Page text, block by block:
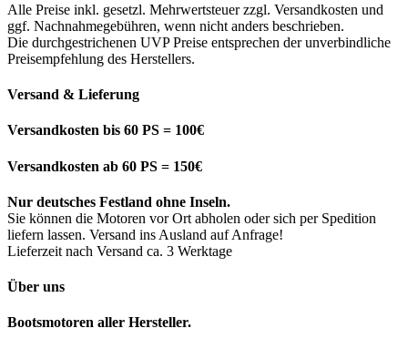
Alle Preise inkl. gesetzl. Mehrwertsteuer zzgl. Versandkosten und
ggf. Nachnahmegebühren, wenn nicht anders beschrieben.
Die durchgestrichenen UVP Preise entsprechen der unverbindliche
Preisempfehlung des Herstellers.
Versand & Lieferung
Versandkosten bis 60 PS = 100€
Versandkosten ab 60 PS = 150€
Nur deutsches Festland ohne Inseln.
Sie können die Motoren vor Ort abholen oder sich per Spedition
liefern lassen. Versand ins Ausland auf Anfrage!
Lieferzeit nach Versand ca. 3 Werktage
Über uns
Bootsmotoren aller Hersteller.